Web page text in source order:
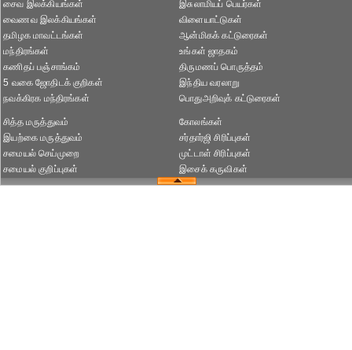
சைவ இலக்கியங்கள்
வைணவ இலக்கியங்கள்
தமிழக மாவட்டங்கள்
இசுலாமியப் பெயர்கள்
விளையாட்டுகள்
ஆன்மிகக் கட்டுரைகள்
மந்திரங்கள்
கணிதப் பஞ்சாங்கம்
5 வகை ஜோதிடக் குறிகள்
நவக்கிரக மந்திரங்கள்
உங்கள் ஜாதகம்
திருமணப் பொருத்தம்
இந்திய வரலாறு
பொதுஅறிவுக் கட்டுரைகள்
சித்த மருத்துவம்
இயற்கை மருத்துவம்
சமையல் செய்முறை
சமையல் குறிப்புகள்
கோலங்கள்
சர்தார்ஜி சிரிப்புகள்
முட்டாள் சிரிப்புகள்
இசைக் கருவிகள்